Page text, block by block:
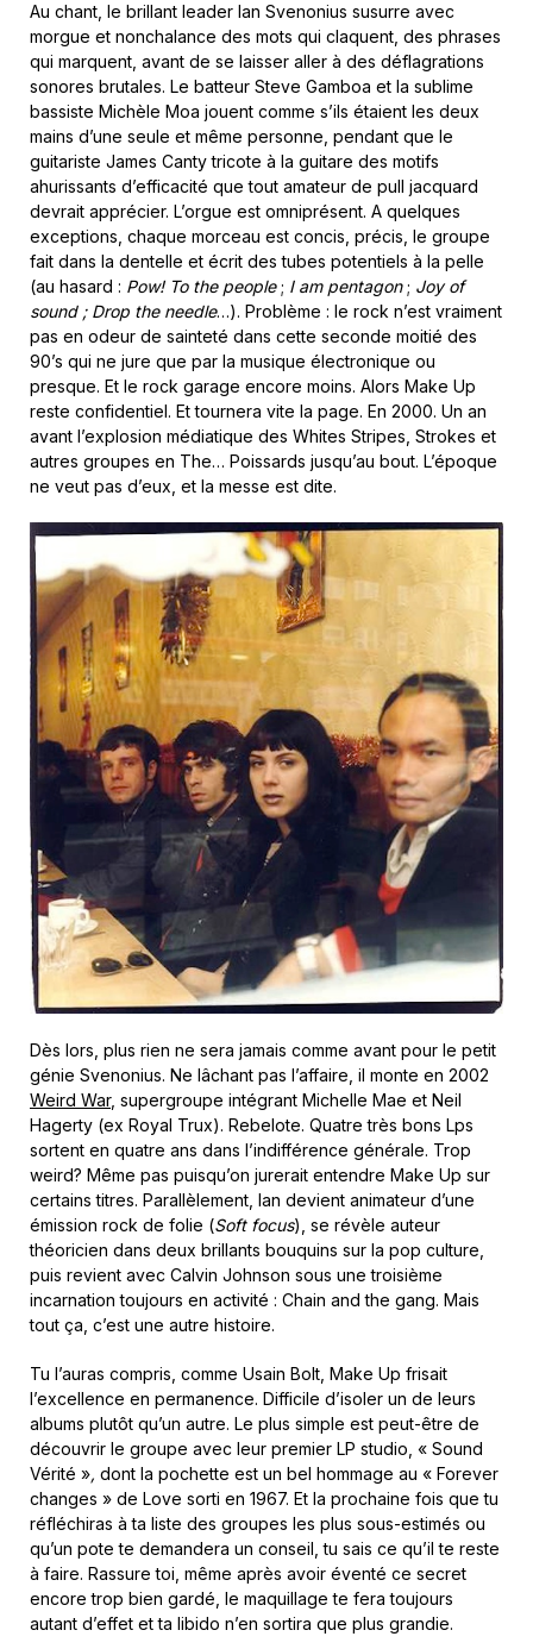
Au chant, le brillant leader Ian Svenonius susurre avec
morgue et nonchalance des mots qui claquent, des phrases
qui marquent, avant de se laisser aller à des déflagrations
sonores brutales. Le batteur Steve Gamboa et la sublime
bassiste Michèle Moa jouent comme s’ils étaient les deux
mains d’une seule et même personne, pendant que le
guitariste James Canty tricote à la guitare des motifs
ahurissants d’efficacité que tout amateur de pull jacquard
devrait apprécier. L’orgue est omniprésent. A quelques
exceptions, chaque morceau est concis, précis, le groupe
fait dans la dentelle et écrit des tubes potentiels à la pelle
(au hasard : Pow! To the people; I am pentagon; Joy of
sound ; Drop the needle…). Problème : le rock n’est vraiment
pas en odeur de sainteté dans cette seconde moitié des
90’s qui ne jure que par la musique électronique ou
presque. Et le rock garage encore moins. Alors Make Up
reste confidentiel. Et tournera vite la page. En 2000. Un an
avant l’explosion médiatique des Whites Stripes, Strokes et
autres groupes en The… Poissards jusqu’au bout. L’époque
ne veut pas d’eux, et la messe est dite.
Dès lors, plus rien ne sera jamais comme avant pour le petit
génie Svenonius. Ne lâchant pas l’affaire, il monte en 2002
Weird War, supergroupe intégrant Michelle Mae et Neil
Hagerty (ex Royal Trux). Rebelote. Quatre très bons Lps
sortent en quatre ans dans l’indifférence générale. Trop
weird? Même pas puisqu’on jurerait entendre Make Up sur
certains titres. Parallèlement, Ian devient animateur d’une
émission rock de folie (Soft focus), se révèle auteur
théoricien dans deux brillants bouquins sur la pop culture,
puis revient avec Calvin Johnson sous une troisième
incarnation toujours en activité : Chain and the gang. Mais
tout ça, c’est une autre histoire.
Tu l’auras compris, comme Usain Bolt, Make Up frisait
l’excellence en permanence. Difficile d’isoler un de leurs
albums plutôt qu’un autre. Le plus simple est peut-être de
découvrir le groupe avec leur premier LP studio, « Sound
Vérité », dont la pochette est un bel hommage au « Forever
changes » de Love sorti en 1967. Et la prochaine fois que tu
réfléchiras à ta liste des groupes les plus sous-estimés ou
qu’un pote te demandera un conseil, tu sais ce qu’il te reste
à faire. Rassure toi, même après avoir éventé ce secret
encore trop bien gardé, le maquillage te fera toujours
autant d’effet et ta libido n’en sortira que plus grandie.